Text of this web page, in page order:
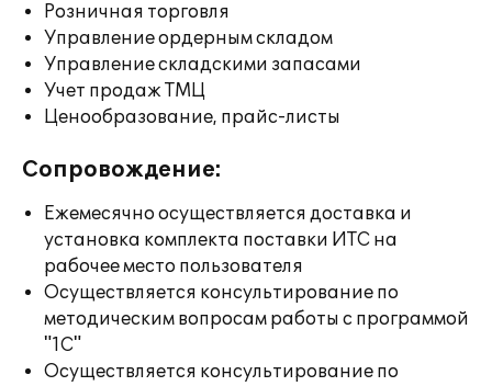
Розничная торговля
Управление ордерным складом
Управление складскими запасами
Учет продаж ТМЦ
Ценообразование, прайс-листы
Сопровождение:
Ежемесячно осуществляется доставка и
установка комплекта поставки ИТС на
рабочее место пользователя
Осуществляется консультирование по
методическим вопросам работы с программой
"1С"
Осуществляется консультирование по